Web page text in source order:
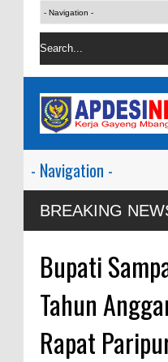
BREAKINGSatgas Preventif
Wisata
Bupati
Tahun
Rapat